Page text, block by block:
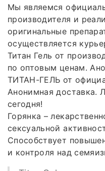
Мы являемся
производителя и
оригинальные
осуществляется
Титан Гель от
по оптовым ценам.
ТИТАН-ГЕЛЬ от
Анонимная доставка.
сегодня!
Горянка –
сексуальной
Способствует
и контроля над